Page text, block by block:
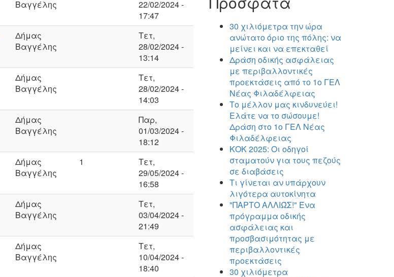
Βαγγέλης
22/02/2024 -
17:47
Δήμας
Βαγγέλης
Τετ,
28/02/2024 -
13:14
Δήμας
Βαγγέλης
Τετ,
28/02/2024 -
14:03
Δήμας
Βαγγέλης
Παρ,
01/03/2024 -
18:12
Δήμας
Βαγγέλης
1
Τετ,
29/05/2024 -
16:58
Δήμας
Βαγγέλης
Τετ,
03/04/2024 -
21:49
Δήμας
Βαγγέλης
Τετ,
10/04/2024 -
18:40
30 χιλιόμετρα την ώρα
ανώτατο όριο της πόλης: να
μείνει και να επεκταθεί
Δράση οδικής ασφάλειας
με περιβαλλοντικές
προεκτάσεις από το 1ο ΓΕΛ
Νέας Φιλαδέλφειας
Το μέλλον μας κινδυνεύει!
Ελάτε να το σώσουμε!
Δράση στο 1ο ΓΕΛ Νέας
Φιλαδέλφειας
ΚΟΚ 2025: Οι οδηγοί
σταματούν για τους πεζούς
σε διαβάσεις
Τι γίνεται αν υπάρχουν
λιγότερα αυτοκίνητα
"ΠΑΡΤΟ ΑΛΛΙΏΣ!" Ένα
πρόγραμμα οδικής
ασφάλειας και
προσβασιμότητας με
περιβαλλοντικές
προεκτάσεις
30 χιλιόμετρα